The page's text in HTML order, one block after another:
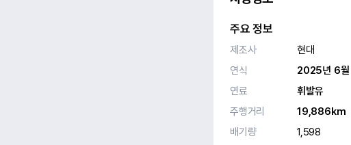
주요 정보
제조사
현대
연식
2025년 6월
연료
휘발유
주행거리
19,886km
배기량
1,598